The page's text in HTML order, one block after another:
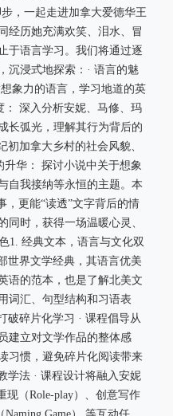
，一起走进加拿大爱德华王
经历她充满欢笑、泪水、冒
于语言学习。我们将通过逐
沉浸式地探索：· 语言的魅
象力的语言，学习地道的英
： 深入分析安妮、马修、玛
长弧光，理解其行为背后的
初加拿大乡村的社会风貌、
升华： 探讨小说中关于想象
自我接纳等永恒的主题。本
，更能“读透”文字背后的情
同时，获得一场温暖心灵、
1. 经典文本，语言与文化双
世界文学经典，其语言优美
语的范本，也是了解北美文
词汇、句型结构和习语表
破碎片化学习 · 课程倡导从
建立对文学作品的整体感
习惯，避免碎片化阅读带来
学法 · 课程设计将融入安妮
现（Role-play）、创意写作